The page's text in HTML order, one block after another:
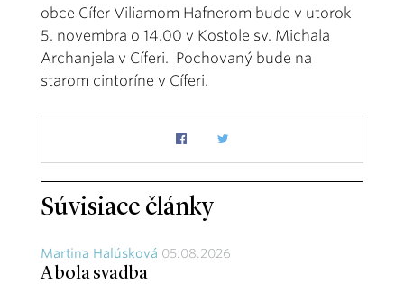
obce Cífer Viliamom Hafnerom bude v utorok
5. novembra o 14.00 v Kostole sv. Michala
Archanjela v Cíferi. Pochovaný bude na
starom cintoríne v Cíferi.
Súvisiace články
Martina Halúsková 05.08.2026
A bola svadba